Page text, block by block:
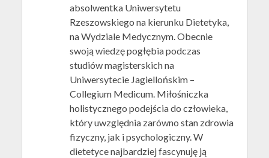
absolwentka Uniwersytetu
Rzeszowskiego na kierunku Dietetyka,
na Wydziale Medycznym. Obecnie
swoją wiedzę pogłębia podczas
studiów magisterskich na
Uniwersytecie Jagiellońskim –
Collegium Medicum. Miłośniczka
holistycznego podejścia do człowieka,
który uwzględnia zarówno stan zdrowia
fizyczny, jak i psychologiczny. W
dietetyce najbardziej fascynuję ją